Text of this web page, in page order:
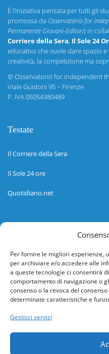
Per fornire le migliori esperienze,
per archiviare e/o accedere alle
a queste tecnologie ci consentirà
comportamento di navigazione o
consenso o la revoca del
determinate caratteristiche e
Gestisci servizi
È l’iniziativa pensata per tutti gli
promossa da Osservatorio for
Permanente Giovani-Editori) in
Corriere della Sera, Il Sole 24
educativo che vuole dare spazio e
creatività, la competizione ma
©Osservatorio for independent
Viale Guidoni 95 – Firenze
P. IVA 05054380489
Testate
Il Corriere della Sera
Il Sole 24 ore
Quotidiano.net
Informazioni
Help desk
Guida rapida